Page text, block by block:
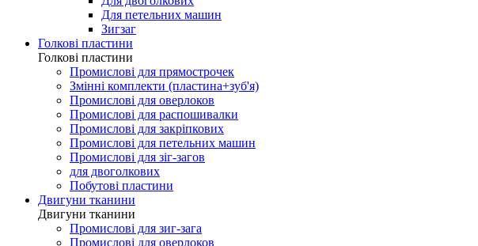
Для петельних машин
Зигзаг
Голкові пластини
Голкові пластини
Промислові для прямострочек
Змінні комплекти (пластина+зуб'я)
Промислові для оверлоков
Промислові для распошивалки
Промислові для закріпкових
Промислові для петельних машин
Промислові для зіг-загов
для двоголкових
Побутові пластини
Двигуни тканини
Двигуни тканини
Промислові для зиг-зага
Промислові для оверлоков